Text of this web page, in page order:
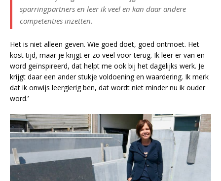
sparringpartners en leer ik veel en kan daar andere
competenties inzetten.
Het is niet alleen geven. Wie goed doet, goed ontmoet. Het
kost tijd, maar je krijgt er zo veel voor terug. Ik leer er van en
word geïnspireerd, dat helpt me ook bij het dagelijks werk. Je
krijgt daar een ander stukje voldoening en waardering. Ik merk
dat ik onwijs leergierig ben, dat wordt niet minder nu ik ouder
word.’